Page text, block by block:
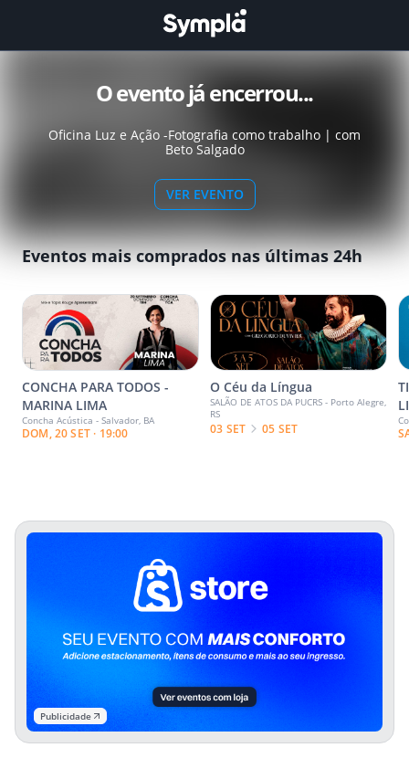
O evento já encerrou...
Oficina Luz e Ação -Fotografia como trabalho | com
Beto Salgado
VER EVENTO
Eventos mais comprados nas últimas 24h
CONCHA PARA TODOS -
MARINA LIMA
Concha Acústica - Salvador, BA
DOM, 20 SET · 19:00
O Céu da Língua
SALÃO DE ATOS DA PUCRS - Porto Alegre,
RS
03 SET 05 SET
Publicidade